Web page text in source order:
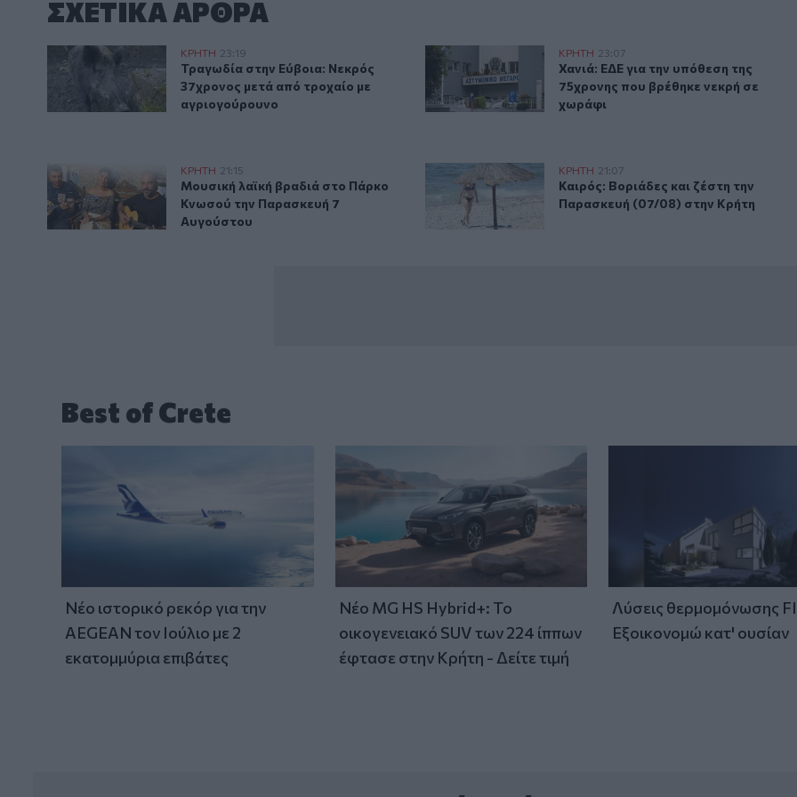
ΣΧΕΤΙΚA AΡΘΡΑ
Τραγωδία στην Εύβοια: Νεκρός 37χρονος μετά από τροχαίο με αγριογούρουνο
ΚΡΗΤΗ 23:19
Τραγωδία στην Εύβοια: Νεκρός 37χρονος μετά από τροχαίο με αγριογούρουνο
Τραγωδία στην Εύβοια: Νεκρός
37χρονος μετά από τροχαίο με
αγριογούρουνο
Χανιά: ΕΔΕ για την υπόθεση της 75χρονης που βρέθηκε
ΚΡΗΤΗ 23:07
Χανιά: ΕΔΕ για την υπόθεση της
Χανιά: ΕΔΕ για την υπόθεση της
75χρονης που βρέθηκε νεκρή σε
χωράφι
Μουσική λαϊκή βραδιά στο Πάρκο Κνωσού την Παρασκευή 7 Αυγούστου
ΚΡΗΤΗ 21:15
Μουσική λαϊκή βραδιά στο Πάρκο Κνωσού την Παρασκευή 7 Αυγούστου
Μουσική λαϊκή βραδιά στο Πάρκο
Κνωσού την Παρασκευή 7
Αυγούστου
Καιρός: Βοριάδες και ζέστη την Παρασκευή (07/08)
ΚΡΗΤΗ 21:07
Καιρός: Βοριάδες και ζέστη την
Καιρός: Βοριάδες και ζέστη την
Παρασκευή (07/08) στην Κρήτη
Best of Crete
Νέο ιστορικό ρεκόρ για την
AEGEAN τον Ιούλιο με 2
εκατομμύρια επιβάτες
Νέο MG HS Hybrid+: Το
οικογενειακό SUV των 224 ίππων
έφτασε στην Κρήτη - Δείτε τιμή
Λύσεις θερμομόνωσης
Εξοικονομώ κατ' ουσίαν